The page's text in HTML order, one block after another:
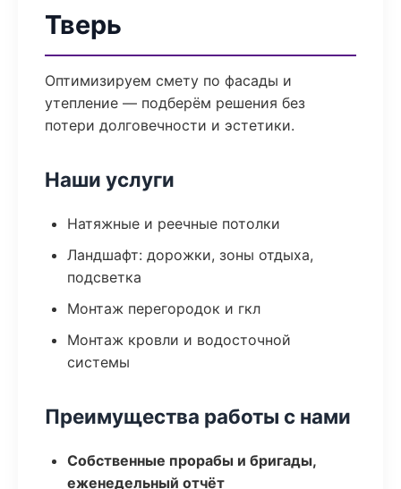
Тверь
Оптимизируем смету по фасады и
утепление — подберём решения без
потери долговечности и эстетики.
Наши услуги
Натяжные и реечные потолки
Ландшафт: дорожки, зоны отдыха,
подсветка
Монтаж перегородок и гкл
Монтаж кровли и водосточной
системы
Преимущества работы с нами
Собственные прорабы и бригады,
еженедельный отчёт